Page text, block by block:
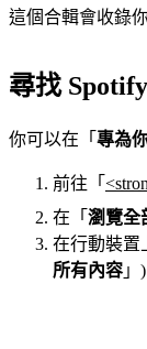
這個合輯會收錄
尋找
你可以在「 專為
前往「
在「 瀏覽全
在行動裝置
所有內容